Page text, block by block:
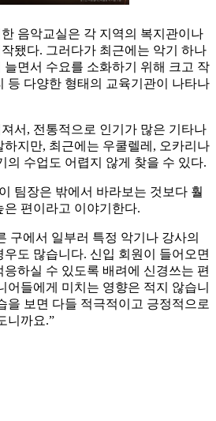
음악교실은 각 지역의 복지관이나
됐다. 그러다가 최근에는 악기 하나
면서 수요를 소화하기 위해 크고 작
등 다양한 형태의 교육기관이 나타나
서, 전통적으로 인기가 많은 기타나
지만, 최근에는 우쿨렐레, 오카리나
의 수업도 어렵지 않게 찾을 수 있다.
팀장은 밖에서 바라보는 것보다 훨
편이라고 이야기한다.
구에서 일부러 특정 악기나 강사의
도 많습니다. 신입 회원이 들어오면
하실 수 있도록 배려에 신경쓰는 편
어들에게 미치는 영향은 적지 않습니
을 보면 다들 적극적이고 긍정적으로
니까요.”